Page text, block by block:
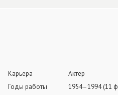
Карьера
Актер
Годы работы
1954–1994 (11